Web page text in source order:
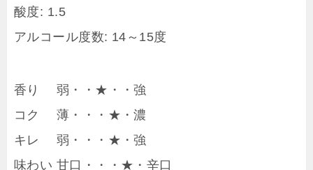
酸度: 1.5
アルコール度数: 14～15度
香り 弱・・★・・強
コク 薄・・・★・濃
キレ 弱・・・★・強
味わい 甘口・・・★・辛口